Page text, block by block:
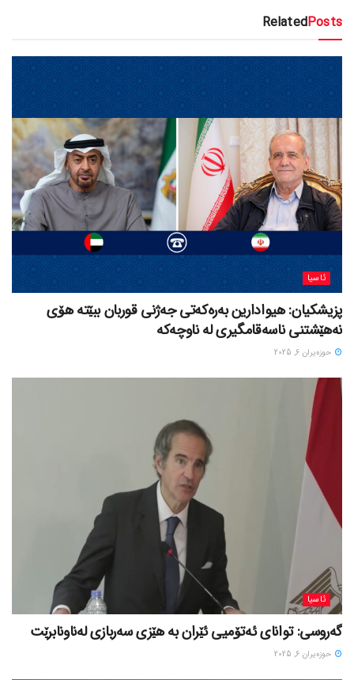
RelatedPosts
ئاسیا
پزیشکیان: هیوادارین بەرەکەتی جەژنی قوربان ببێتە هۆی
نەهێشتنی ناسەقامگیری لە ناوچەکە
حوزه‌یران 6, 2025
ئاسیا
گەروسی: توانای ئەتۆمیی ئێران بە هێزی سەربازی لەناونابرێت
حوزه‌یران 6, 2025